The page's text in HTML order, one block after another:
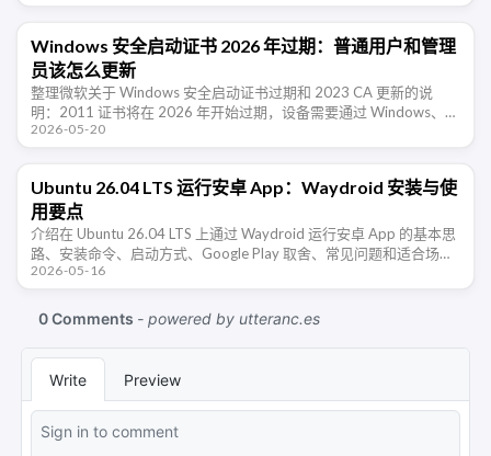
Windows 安全启动证书 2026 年过期：普通用户和管理
员该怎么更新
整理微软关于 Windows 安全启动证书过期和 2023 CA 更新的说
明：2011 证书将在 2026 年开始过期，设备需要通过 Windows、固
件或 OEM 更新迁移到新证书，避免失去后续安全 …
2026-05-20
Ubuntu 26.04 LTS 运行安卓 App：Waydroid 安装与使
用要点
介绍在 Ubuntu 26.04 LTS 上通过 Waydroid 运行安卓 App 的基本思
路、安装命令、启动方式、Google Play 取舍、常见问题和适合场
景。
2026-05-16